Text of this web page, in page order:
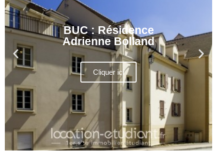
GUYANCOURT :
Résidence Vauban
Cliquer ici